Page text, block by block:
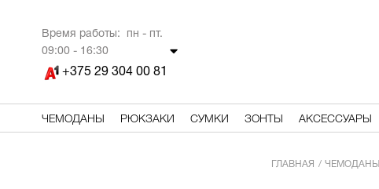
Время работы: пн - пт.
09:00 - 16:30
+375 29 304 00 81
ЧЕМОДАНЫ РЮКЗАКИ СУМКИ ЗОНТЫ АКСЕССУАРЫ
ГЛАВНАЯ ЧЕМОДАНЫ